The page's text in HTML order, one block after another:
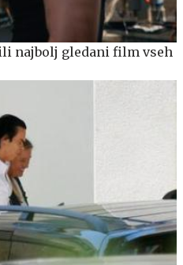
najbolj gledani film vseh